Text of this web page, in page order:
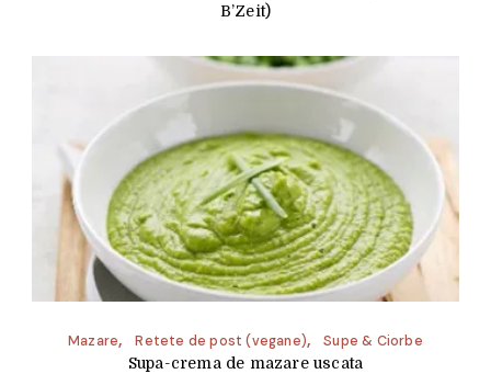
B’Zeit)
Mazare Retete de post (vegane)
Supe & Ciorbe
Supa-crema de mazare uscata